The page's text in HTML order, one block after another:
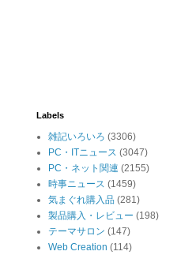
Labels
雑記いろいろ (3306)
PC・ITニュース (3047)
PC・ネット関連 (2155)
時事ニュース (1459)
気まぐれ購入品 (281)
製品購入・レビュー (198)
テーマサロン (147)
Web Creation (114)